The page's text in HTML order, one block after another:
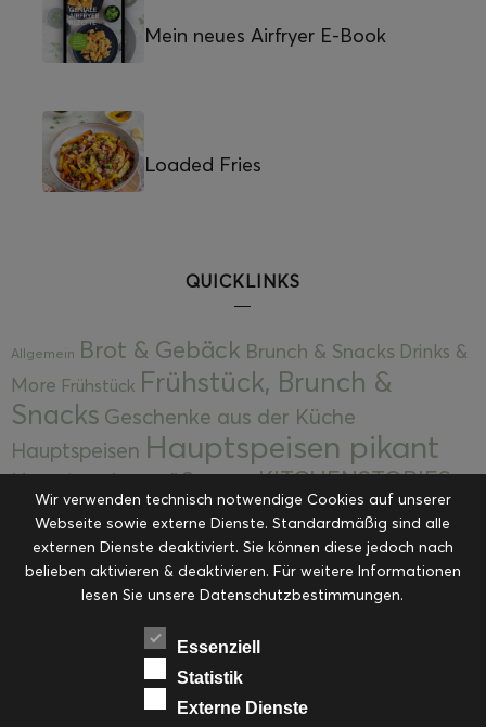
Mein neues Airfryer E-Book
Loaded Fries
QUICKLINKS
Allgemein Brot & Gebäck Brunch & Snacks Drinks &
More Frühstück Frühstück, Brunch &
Snacks Geschenke aus der Küche
Hauptspeisen Hauptspeisen pikant
Hauptspeisen süßKekseKITCHENSTORIES
Kuchen, Torten & Desserts Kuchen und
Desserts Kulinarik Kulinarische Mitbringsel &
Eingemachtes Ohne Kategorie Ostern Resteküche
RezepteSaisonalSliderStartseite
Suppen, Salate & Vorspeisen
Vorspeisen, Salate & Suppen
Weihnachten Workshops & Events
Wir verwenden technisch notwendige Cookies auf unserer
Webseite sowie externe Dienste. Standardmäßig sind alle
externen Dienste deaktiviert. Sie können diese jedoch nach
belieben aktivieren & deaktivieren. Für weitere Informationen
lesen Sie unsere Datenschutzbestimmungen.
Essenziell
Statistik
Externe Dienste